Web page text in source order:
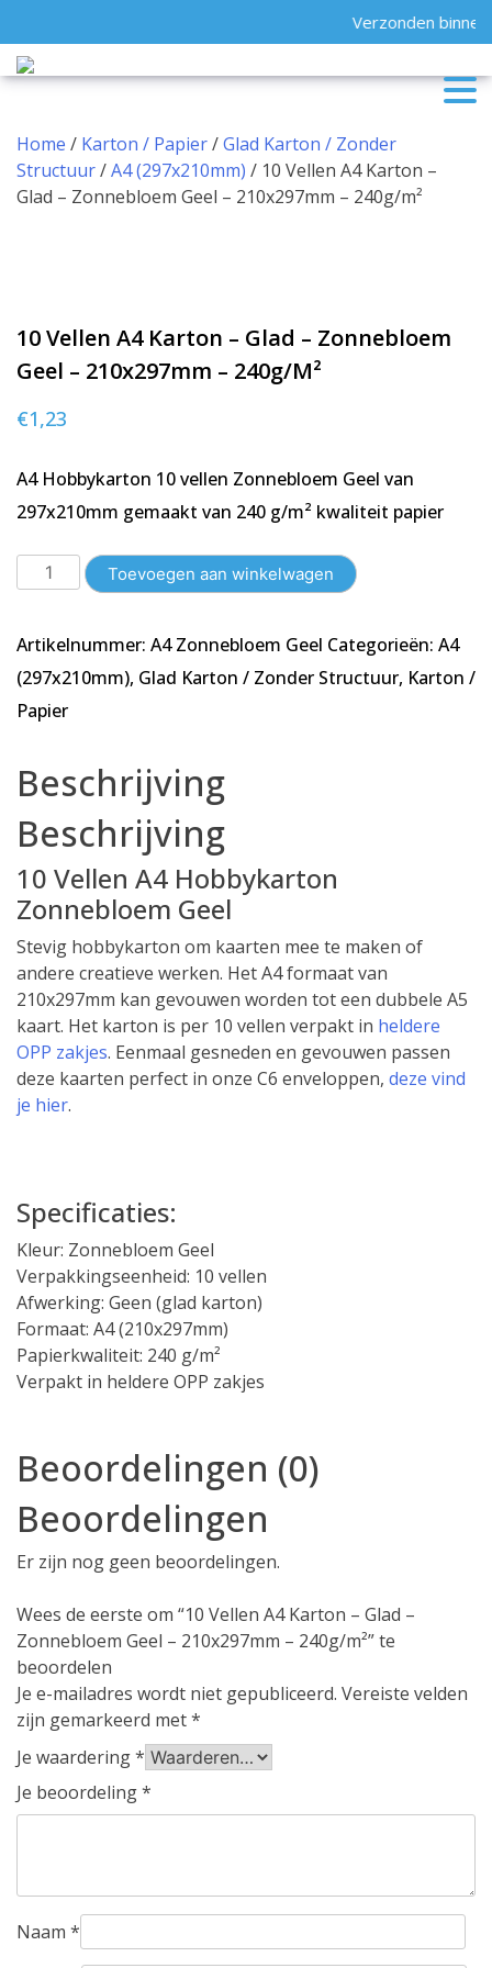
to
content
Verzonden binnen
Home / Karton / Papier/Glad Karton / Zonder
Structuur/A4 (297x210mm) / 10 Vellen A4 Karton –
Glad – Zonnebloem Geel – 210x297mm – 240g/m²
10 Vellen A4 Karton – Glad – Zonnebloem
Geel – 210x297mm – 240g/m²
€1,23
A4 Hobbykarton 10 vellen Zonnebloem Geel van
297x210mm gemaakt van 240 g/m² kwaliteit papier
Vellen
Karton
-
Glad
-
Geel
-
210x297mm
240g/m²
aantal
Toevoegen aan winkelwagen
Artikelnummer: A4 Zonnebloem Geel Categorieën: A4
(297x210mm), Glad Karton / Zonder Structuur, Karton /
Papier
Beschrijving
Beschrijving
10 Vellen A4 Hobbykarton
Zonnebloem Geel
Stevig hobbykarton om kaarten mee te maken of
andere creatieve werken. Het A4 formaat van
210x297mm kan gevouwen worden tot een dubbele A5
kaart. Het karton is per 10 vellen verpakt in heldere
OPP zakjes. Eenmaal gesneden en gevouwen passen
deze kaarten perfect in onze C6 enveloppen, deze vind
je hier.
Specificaties:
Kleur: Zonnebloem Geel
Verpakkingseenheid: 10 vellen
Afwerking: Geen (glad karton)
Formaat: A4 (210x297mm)
Papierkwaliteit: 240 g/m²
Verpakt in heldere OPP zakjes
Beoordelingen (0)
Beoordelingen
Er zijn nog geen beoordelingen.
Wees de eerste om “10 Vellen A4 Karton – Glad –
Zonnebloem Geel – 210x297mm – 240g/m²” te
beoordelen
Je e-mailadres wordt niet gepubliceerd. Vereiste velden
zijn gemarkeerd met*
Je waardering*
Je beoordeling*
Naam *